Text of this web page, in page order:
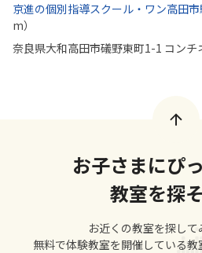
京進の個別指導スクール・ワン高田
m）
奈良県大和高田市礒野東町1-1 コンチ
お子さまにぴ
教室を探
お近くの教室を探して
無料で体験教室を開催している